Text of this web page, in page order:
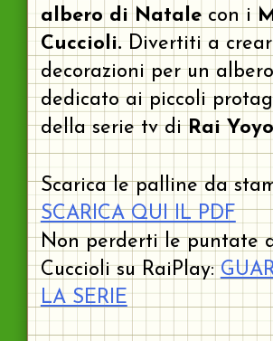
albero di Natalecon i
Cuccioli.Divertiti a
decorazioni per un
dedicato ai piccoli
della serie tv diRai Yoyo
Scarica le palline da
SCARICA QUI IL PDF
Non perderti le puntate
Cuccioli su RaiPlay:
LA SERIE